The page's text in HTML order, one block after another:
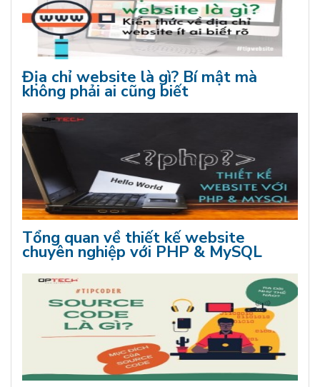
Địa chỉ website là gì? Bí mật mà
không phải ai cũng biết
Tổng quan về thiết kế website
chuyên nghiệp với PHP & MySQL